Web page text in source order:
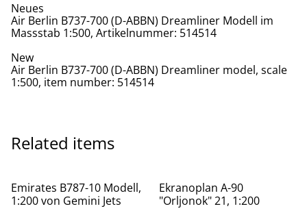
Neues
Air Berlin B737-700 (D-ABBN) Dreamliner Modell im
Massstab 1:500, Artikelnummer: 514514
New
Air Berlin B737-700 (D-ABBN) Dreamliner model, scale
1:500, item number: 514514
Related items
Emirates B787-10 Modell,
1:200 von Gemini Jets
Ekranoplan A-90
"Orljonok" 21, 1:200